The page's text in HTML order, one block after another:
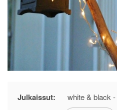
Julkaissut: white & black -